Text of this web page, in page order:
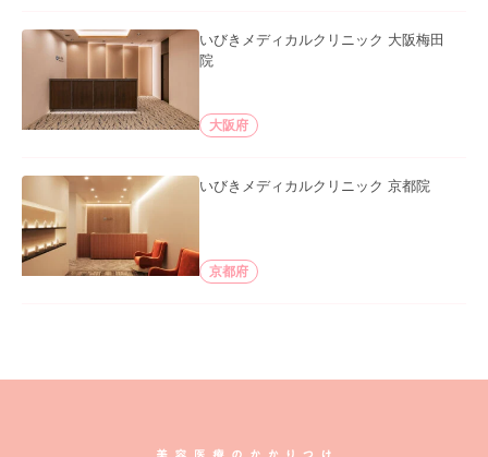
いびきメディカルクリニック 大阪梅田
院
大阪府
いびきメディカルクリニック 京都院
京都府